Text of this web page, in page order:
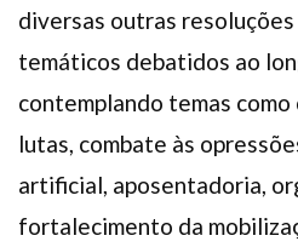
diversas outras
temáticos debatidos ao
contemplando temas
lutas, combate às
artificial, aposentadoria,
fortalecimento da